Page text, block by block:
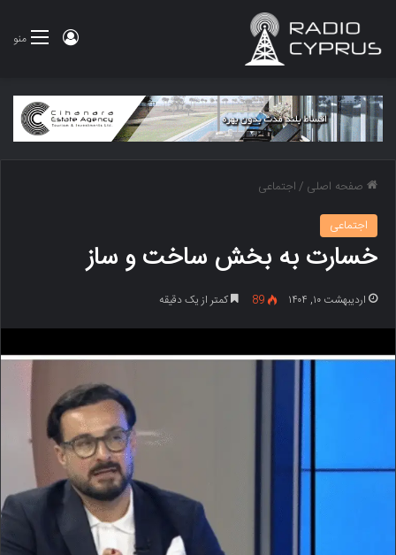
منو ورود
صفحه اصلی /اجتماعی
اجتماعی
خسارت به بخش ساخت و ساز
اردیبهشت ۱۰, ۱۴۰۴ 89 کمتر از یک دقیقه